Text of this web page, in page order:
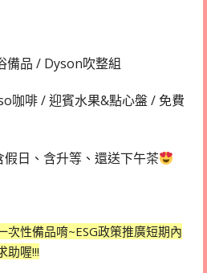
備品 / Dyson吹整組
咖啡 / 迎賓水果&點心盤 / 免費
日、含升等、還送下午茶
次性備品唷~ESG政策推廣短期內
助喔!!!